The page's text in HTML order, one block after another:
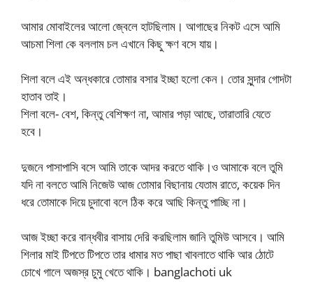
আমার মোবাইলের আলো জ্বেলে হাটছিলাম। আগাছের নিকট এসে আমি
আচমা শিলা কে বললাম চল এখানে কিছু ক্ষণ বসে যায়।
শিলা বলে এই অন্ধকারে তোমার বসার ইচ্ছা হলো কেন। তোর সুন্দার গোদটা
হাতাব তাই।
শিলা বলে- বেশ, কিন্তু বেশিক্ষণ না, আমার পড়া আছে, তারাতারি যেতে
হবে।
দুজনে পাসাপাসি বসে আমি তাকে আদর করতে থাকি।ও আমাকে বলে তুমি
যদি না বলতে আমি নিজেউ আজ তোমার বিছানায় যেতাম রাতে, কয়েক দিন
ধরে তোমাকে দিয়ে চুদাবো বলে ঠিক করে আছি কিন্তু পাচ্ছি না।
আজ ইচ্ছা করে বান্ধবীর বাসায় দেরি করছিলাম জানি তুমিউ আসবে। আমি
শিলার মাই টিপতে টিপতে তার ধামার মত পাছা খাবলাতে থাকি আর ঠোটে
চোখে গালে অজস্র চুমু খেতে থাকি। banglachoti uk